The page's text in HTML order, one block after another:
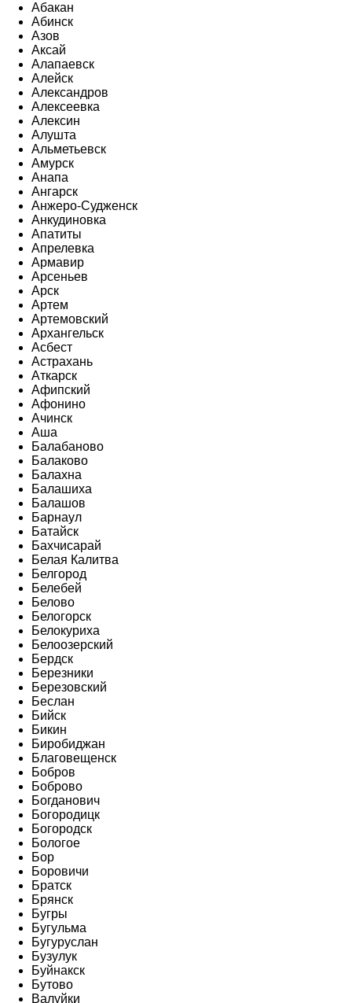
Абакан
Абинск
Азов
Аксай
Алапаевск
Алейск
Александров
Алексеевка
Алексин
Алушта
Альметьевск
Амурск
Анапа
Ангарск
Анжеро-Судженск
Анкудиновка
Апатиты
Апрелевка
Армавир
Арсеньев
Арск
Артем
Артемовский
Архангельск
Асбест
Астрахань
Аткарск
Афипский
Афонино
Ачинск
Аша
Балабаново
Балаково
Балахна
Балашиха
Балашов
Барнаул
Батайск
Бахчисарай
Белая Калитва
Белгород
Белебей
Белово
Белогорск
Белокуриха
Белоозерский
Бердск
Березники
Березовский
Беслан
Бийск
Бикин
Биробиджан
Благовещенск
Бобров
Боброво
Богданович
Богородицк
Богородск
Бологое
Бор
Боровичи
Братск
Брянск
Бугры
Бугульма
Бугуруслан
Бузулук
Буйнакск
Бутово
Валуйки